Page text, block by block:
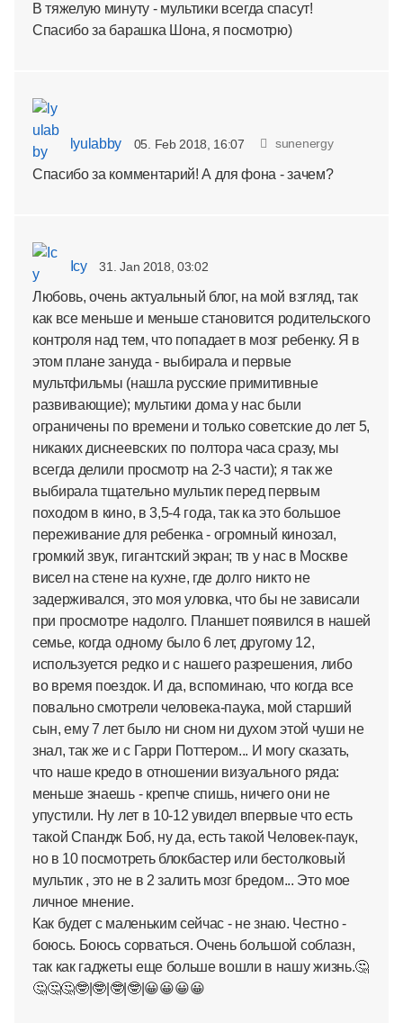
В тяжелую минуту - мультики всегда спасут!
Спасибо за барашка Шона, я посмотрю)
lyulabby 05. Feb 2018, 16:07 sunenergy
Спасибо за комментарий! А для фона - зачем?
Icy 31. Jan 2018, 03:02
Любовь, очень актуальный блог, на мой взгляд, так
как все меньше и меньше становится родительского
контроля над тем, что попадает в мозг ребенку. Я в
этом плане зануда - выбирала и первые
мультфильмы (нашла русские примитивные
развивающие); мультики дома у нас были
ограничены по времени и только советские до лет 5,
никаких диснеевских по полтора часа сразу, мы
всегда делили просмотр на 2-3 части); я так же
выбирала тщательно мультик перед первым
походом в кино, в 3,5-4 года, так ка это большое
переживание для ребенка - огромный кинозал,
громкий звук, гигантский экран; тв у нас в Москве
висел на стене на кухне, где долго никто не
задерживался, это моя уловка, что бы не зависали
при просмотре надолго. Планшет появился в нашей
семье, когда одному было 6 лет, другому 12,
используется редко и с нашего разрешения, либо
во время поездок. И да, вспоминаю, что когда все
повально смотрели человека-паука, мой старший
сын, ему 7 лет было ни сном ни духом этой чуши не
знал, так же и с Гарри Поттером... И могу сказать,
что наше кредо в отношении визуального ряда:
меньше знаешь - крепче спишь, ничего они не
упустили. Ну лет в 10-12 увидел впервые что есть
такой Спандж Боб, ну да, есть такой Человек-паук,
но в 10 посмотреть блокбастер или бестолковый
мультик , это не в 2 залить мозг бредом... Это мое
личное мнение.
Как будет с маленьким сейчас - не знаю. Честно -
боюсь. Боюсь сорваться. Очень большой соблазн,
так как гаджеты еще больше вошли в нашу жизнь.🤔
🤔🤔🤔🤓|🤓|🤓|🤓|😀😀😀😀